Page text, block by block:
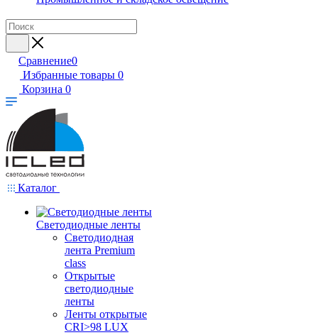
Сравнение0
Избранные товары 0
Корзина 0
Каталог
Светодиодные ленты
Светодиодная
лента Premium
class
Открытые
светодиодные
ленты
Ленты открытые
CRI>98 LUX